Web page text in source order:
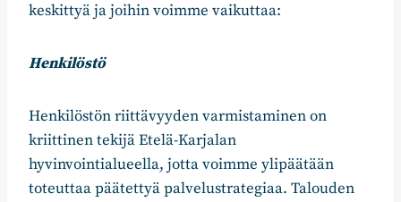
keskittyä ja joihin voimme vaikuttaa:
Henkilöstö
Henkilöstön riittävyyden varmistaminen on
kriittinen tekijä Etelä-Karjalan
hyvinvointialueella, jotta voimme ylipäätään
toteuttaa päätettyä palvelustrategiaa. Talouden